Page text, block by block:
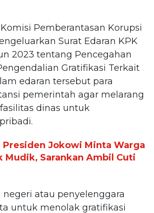
Pemberantasan Korupsi
Surat Edaran KPK
2023 tentang Pencegahan
Gratifikasi Terkait
edaran tersebut para
pemerintah agar melarang
dinas untuk
Presiden Jokowi Minta Warga
Mudik, Sarankan Ambil Cuti
negeri atau penyelenggara
untuk menolak gratifikasi